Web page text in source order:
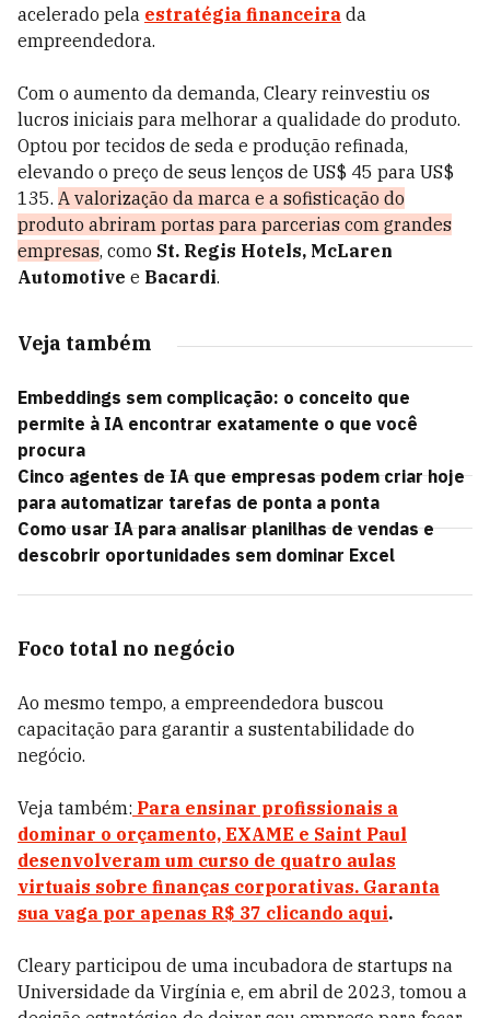
acelerado pela estratégia financeira da
empreendedora.
Com o aumento da demanda, Cleary reinvestiu os
lucros iniciais para melhorar a qualidade do produto.
Optou por tecidos de seda e produção refinada,
elevando o preço de seus lenços de US$ 45 para US$
135. A valorização da marca e a sofisticação do
produto abriram portas para parcerias com grandes
empresas, como St. Regis Hotels, McLaren
Automotive e Bacardi.
Veja também
Embeddings sem complicação: o conceito que
permite à IA encontrar exatamente o que você
procura
Cinco agentes de IA que empresas podem criar hoje
para automatizar tarefas de ponta a ponta
Como usar IA para analisar planilhas de vendas e
descobrir oportunidades sem dominar Excel
Foco total no negócio
Ao mesmo tempo, a empreendedora buscou
capacitação para garantir a sustentabilidade do
negócio.
Veja também: Para ensinar profissionais a
dominar o orçamento, EXAME e Saint Paul
desenvolveram um curso de quatro aulas
virtuais sobre finanças corporativas. Garanta
sua vaga por apenas R$ 37 clicando aqui.
Cleary participou de uma incubadora de startups na
Universidade da Virgínia e, em abril de 2023, tomou a